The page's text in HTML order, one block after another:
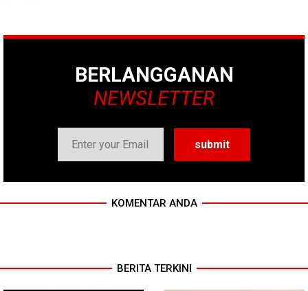
BERLANGGANAN
NEWSLETTER
KOMENTAR ANDA
BERITA TERKINI